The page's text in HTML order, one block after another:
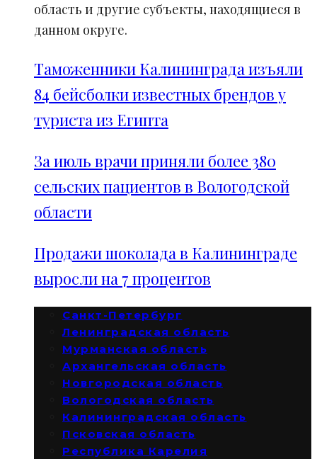
область и другие субъекты, находящиеся в
данном округе.
Таможенники Калининграда изъяли
84 бейсболки известных брендов у
туриста из Египта
За июль врачи приняли более 380
сельских пациентов в Вологодской
области
Продажи шоколада в Калининграде
выросли на 7 процентов
Санкт-Петербург
Ленинградская область
Мурманская область
Архангельская область
Новгородская область
Вологодская область
Калининградская область
Псковская область
Республика Карелия